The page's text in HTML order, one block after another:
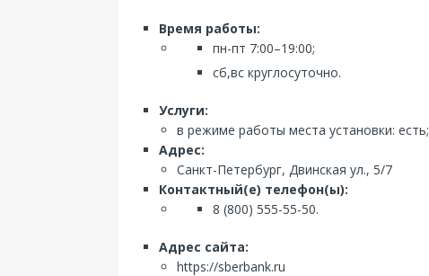
Время работы:
пн-пт 7:00–19:00;
сб,вс круглосуточно.
Услуги:
в режиме работы места установки: есть;
Адрес:
Санкт-Петербург, Двинская ул., 5/7
Контактный(е) телефон(ы):
8 (800) 555-55-50.
Адрес сайта:
https://sberbank.ru